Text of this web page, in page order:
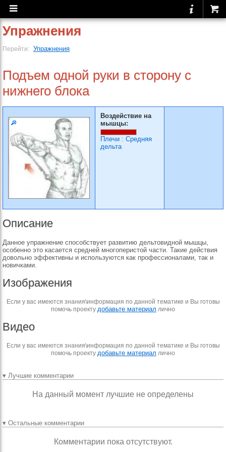
Упражнения
Перейти: Упражнения
Подъем одной руки в сторону с
нижнего блока
Воздействие на
мышцы:
Плечи : Средняя
дельта
Описание
Данное упражнение способствует развитию дельтовидной мышцы,
особенно это касается средней многоперистой части. Такие действия
довольно эффективны и используются как профессионалами, так и
новичками.
Изображения
Если у вас имеются знания\информация по данной тематике и Вы готовы
помочь проекту добавьте материал лично
Видео
Если у вас имеются знания\информация по данной тематике и Вы готовы
помочь проекту добавьте материал лично
▾ Лучшие комментарии
На данный момент лучшие не определены
▾ Остальные комментарии
Комментарии пока отсутствуют.